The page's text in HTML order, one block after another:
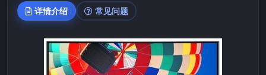
详情介绍 常见问题